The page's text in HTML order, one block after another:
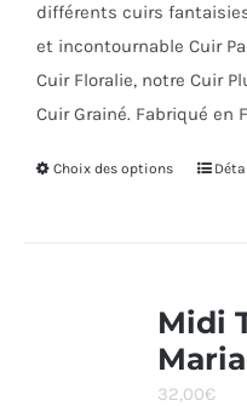
différents cuirs
et incontournable Cuir
Cuir Floralie, notre Cuir
Cuir Grainé. Fabriqué en
Choix des options
Ce
Les
Midi
32,00€